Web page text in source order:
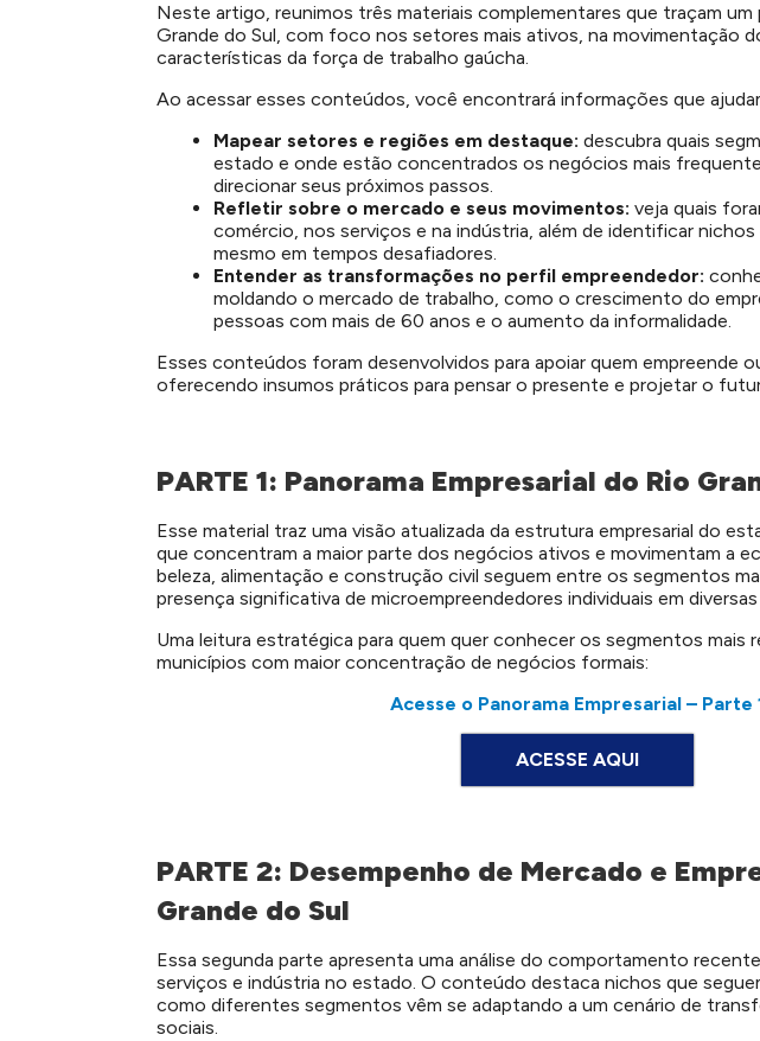
Neste artigo, reunimos três materiais complementares que traçam um
Grande do Sul, com foco nos setores mais ativos, na movimentação
características da força de trabalho gaúcha.
Ao acessar esses conteúdos, você encontrará informações que
Mapear setores e regiões em destaque: descubra quais
estado e onde estão concentrados os negócios mais
direcionar seus próximos passos.
Refletir sobre o mercado e seus movimentos: veja quais
comércio, nos serviços e na indústria, além de identificar
mesmo em tempos desafiadores.
Entender as transformações no perfil empreendedor:
moldando o mercado de trabalho, como o crescimento do
pessoas com mais de 60 anos e o aumento da informalidade.
Esses conteúdos foram desenvolvidos para apoiar quem empreende
oferecendo insumos práticos para pensar o presente e projetar o
PARTE 1: Panorama Empresarial do Rio
Esse material traz uma visão atualizada da estrutura empresarial do
que concentram a maior parte dos negócios ativos e movimentam a
beleza, alimentação e construção civil seguem entre os segmentos
presença significativa de microempreendedores individuais em
Uma leitura estratégica para quem quer conhecer os segmentos mais
municípios com maior concentração de negócios formais:
Acesse o Panorama Empresarial – Parte
ACESSE AQUI
PARTE 2: Desempenho de Mercado e
Grande do Sul
Essa segunda parte apresenta uma análise do comportamento
serviços e indústria no estado. O conteúdo destaca nichos que
como diferentes segmentos vêm se adaptando a um cenário de
sociais.